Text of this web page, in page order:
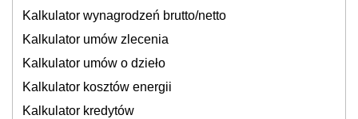
Kalkulator wynagrodzeń brutto/netto
Kalkulator umów zlecenia
Kalkulator umów o dzieło
Kalkulator kosztów energii
Kalkulator kredytów